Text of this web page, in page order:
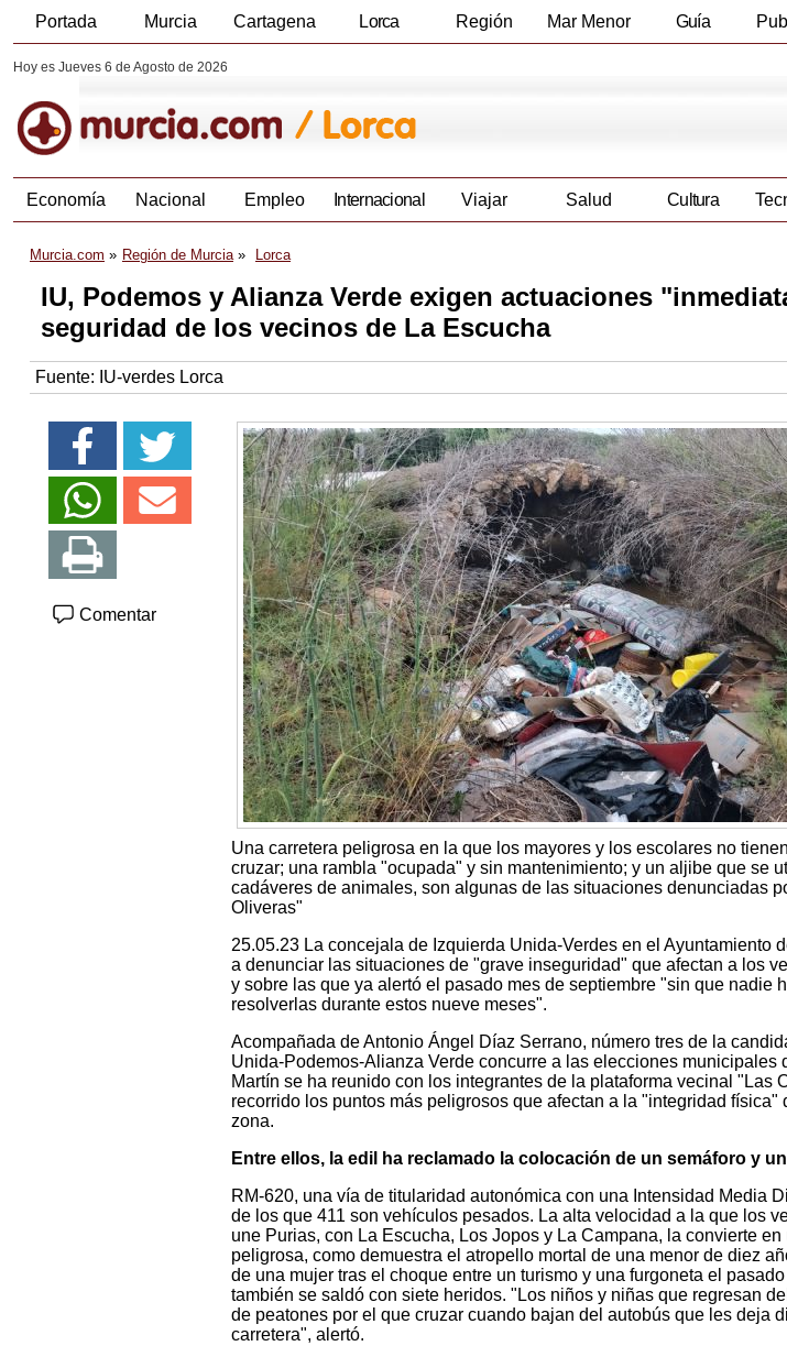
Portada Murcia Cartagena Lorca Región Mar Menor Guía
Hoy es Jueves 6 de Agosto de 2026
Economía Nacional Empleo Internacional Viajar Salud Cultura
Murcia.com Región de Murcia Lorca
IU, Podemos y Alianza Verde exigen actuaciones
seguridad de los vecinos de La Escucha
Fuente: IU-verdes Lorca
Comentar
Una carretera peligrosa en la que los mayores y los escolares no
cruzar; una rambla "ocupada" y sin mantenimiento; y un aljibe que se
cadáveres de animales, son algunas de las situaciones denunciadas
Oliveras"
25.05.23 La concejala de Izquierda Unida-Verdes en el Ayuntamiento
a denunciar las situaciones de "grave inseguridad" que afectan a los
y sobre las que ya alertó el pasado mes de septiembre "sin que nadie
resolverlas durante estos nueve meses".
Acompañada de Antonio Ángel Díaz Serrano, número tres de la
Unida-Podemos-Alianza Verde concurre a las elecciones municipales
Martín se ha reunido con los integrantes de la plataforma vecinal "Las
recorrido los puntos más peligrosos que afectan a la "integridad física"
zona.
Entre ellos, la edil ha reclamado la colocación de un semáforo y
RM-620, una vía de titularidad autonómica con una Intensidad Media
de los que 411 son vehículos pesados. La alta velocidad a la que los
une Purias, con La Escucha, Los Jopos y La Campana, la convierte
peligrosa, como demuestra el atropello mortal de una menor de diez
de una mujer tras el choque entre un turismo y una furgoneta el
también se saldó con siete heridos. "Los niños y niñas que regresan
de peatones por el que cruzar cuando bajan del autobús que les deja
carretera", alertó.